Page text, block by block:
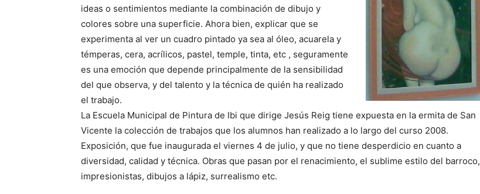
ideas o sentimientos mediante la combinación de dibujo y
colores sobre una superficie. Ahora bien, explicar que se
experimenta al ver un cuadro pintado ya sea al óleo, acuarela y
témperas, cera, acrílicos, pastel, temple, tinta, etc , seguramente
es una emoción que depende principalmente de la sensibilidad
del que observa, y del talento y la técnica de quién ha realizado
el trabajo.
La Escuela Municipal de Pintura de Ibi que dirige Jesús Reig tiene expuesta en la ermita de San
Vicente la colección de trabajos que los alumnos han realizado a lo largo del curso 2008.
Exposición, que fue inaugurada el viernes 4 de julio, y que no tiene desperdicio en cuanto a
diversidad, calidad y técnica. Obras que pasan por el renacimiento, el sublime estilo del barroco,
impresionistas, dibujos a lápiz, surrealismo etc.